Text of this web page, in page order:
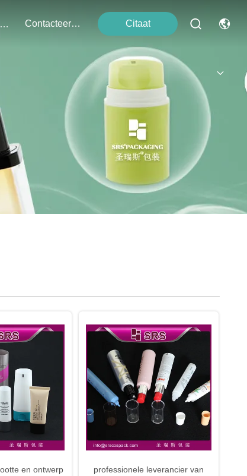
Evenementen Contacteer Ons Citaat
en ontwerp
professionele leverancier van